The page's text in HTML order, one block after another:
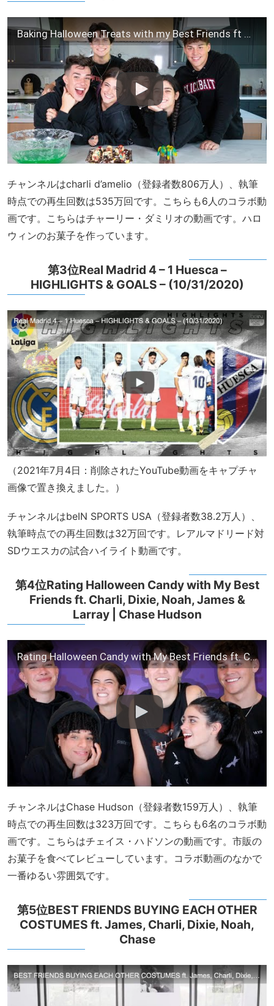
Baking Halloween Treats with my Best Friends ft Dixie, Chase, James, Noah & Larray | Charli D'Amelio
チャンネルはcharli d’amelio（登録者数806万人）、執筆
時点での再生回数は535万回です。こちらも6人のコラボ動
画です。こちらはチャーリー・ダミリオの動画です。ハロ
ウィンのお菓子を作っています。
第3位Real Madrid 4 – 1 Huesca –
HIGHLIGHTS & GOALS – (10/31/2020)
（2021年7月4日：削除されたYouTube動画をキャプチャ
画像で置き換えました。）
チャンネルはbeIN SPORTS USA（登録者数38.2万人）、
執筆時点での再生回数は32万回です。レアルマドリード対
SDウエスカの試合ハイライト動画です。
第4位Rating Halloween Candy with My Best
Friends ft. Charli, Dixie, Noah, James &
Larray | Chase Hudson
Rating Halloween Candy with My Best Friends ft. Charli, Dixie, Noah, James & Larray | Chase Hudson
チャンネルはChase Hudson（登録者数159万人）、執筆
時点での再生回数は323万回です。こちらも6名のコラボ動
画です。こちらはチェイス・ハドソンの動画です。市販の
お菓子を食べてレビューしています。コラボ動画のなかで
一番ゆるい雰囲気です。
第5位BEST FRIENDS BUYING EACH OTHER
COSTUMES ft. James, Charli, Dixie, Noah,
Chase